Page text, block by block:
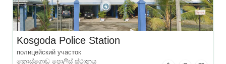
Kosgoda Police Station
полицейский участок
කොස්ගොඩ පොලිස් ස්ථානය